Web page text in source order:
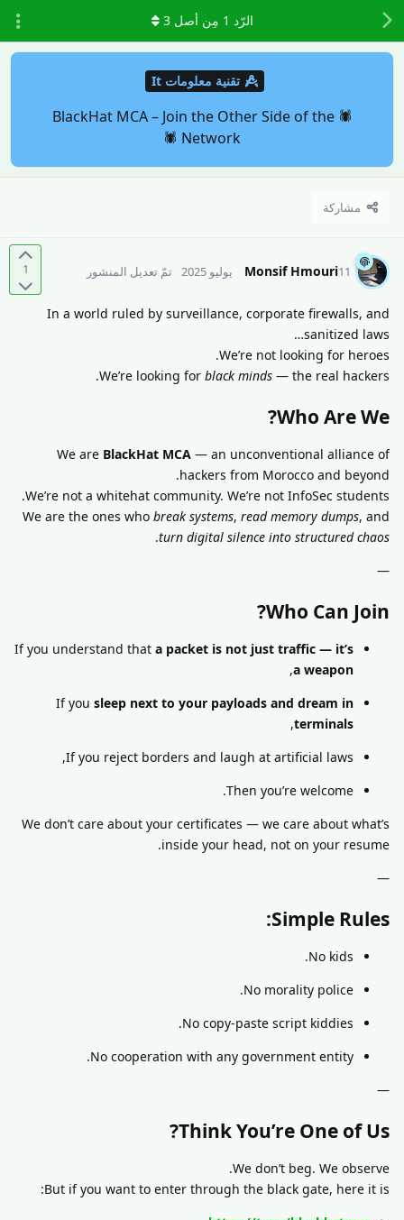
تقنية معلومات It
🕷️ BlackHat MCA – Join the Other Side of the
Network 🕷️
مشاركة
الرّد 1 مِن أصل3
1 Monsif Hmouri11 يوليو 2025 تمّ تعديل المنشور
In a world ruled by surveillance, corporate firewalls, and
sanitized laws…
We’re not looking for heroes.
We’re looking for black minds — the real hackers.
Who Are We?
We are BlackHat MCA — an unconventional alliance of
hackers from Morocco and beyond.
We’re not a whitehat community. We’re not InfoSec students.
We are the ones who break systems, read memory dumps, and
turn digital silence into structured chaos
.
—
Who Can Join?
If you understand that a packet is not just traffic — it’s
a weapon
,
If you sleep next to your payloads and dream in
terminals
,
If you reject borders and laugh at artificial laws,
Then you’re welcome.
We don’t care about your certificates — we care about what’s
inside your head, not on your resume.
—
Simple Rules:
No kids.
No morality police.
No copy-paste script kiddies.
No cooperation with any government entity.
—
Think You’re One of Us?
We don’t beg. We observe.
But if you want to enter through the black gate, here it is: